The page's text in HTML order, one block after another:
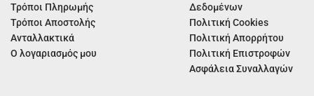
Τρόποι Πληρωμής
Τρόποι Αποστολής
Ανταλλακτικά
Ο λογαριασμός μου
Δεδομένων
Πολιτική Cookies
Πολιτική Απορρήτου
Πολιτική Επιστροφών
Ασφάλεια Συναλλαγών